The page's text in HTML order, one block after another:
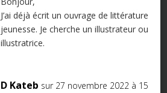
J’ai déjà écrit un ouvrage de littérature
jeunesse. Je cherche un illustrateur ou
illustratrice.
D Kateb sur 27 novembre 2022 à 15